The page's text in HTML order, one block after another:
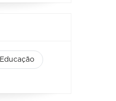
Educação